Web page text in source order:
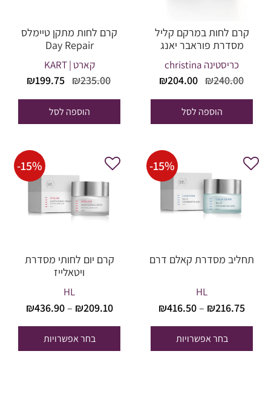
קרם לחות במרקם קליל
מסדרת פוראבר יאנג
כריסטינה christina
₪240.00
המחיר
היה:
₪240.00.
₪204.00
הוספה לסל
קרם לחות מתקן טיימלס
Day Repair
קארט | KART
₪235.00
המחיר
היה:
₪235.00.
₪199.75
הוספה לסל
-15%
תחליב מסדרת קאלם דרם
HL
₪216.75
–
₪416.50
בחר אפשרויות
-15%
קרם יום לחותי מסדרת
ויטאלייז
HL
₪209.10
–
₪436.90
⁦₪436.90⁩
בחר אפשרויות